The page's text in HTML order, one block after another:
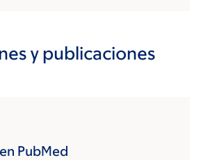
y publicaciones
PubMed